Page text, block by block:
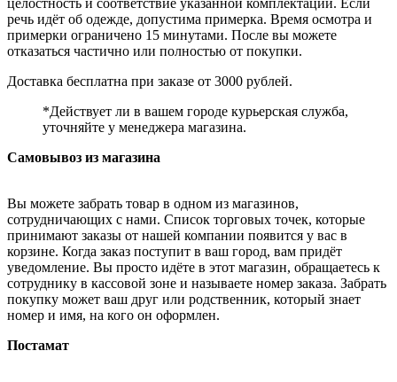
речь идёт об одежде, допустима примерка. Время осмотра и
примерки ограничено 15 минутами. После вы можете
отказаться частично или полностью от покупки.
Доставка бесплатна при заказе от 3000 рублей.
*Действует ли в вашем городе курьерская служба,
уточняйте у менеджера магазина.
Самовывоз из магазина
Вы можете забрать товар в одном из магазинов,
сотрудничающих с нами. Список торговых точек, которые
принимают заказы от нашей компании появится у вас в
корзине. Когда заказ поступит в ваш город, вам придёт
уведомление. Вы просто идёте в этот магазин, обращаетесь к
сотруднику в кассовой зоне и называете номер заказа. Забрать
покупку может ваш друг или родственник, который знает
номер и имя, на кого он оформлен.
Постамат